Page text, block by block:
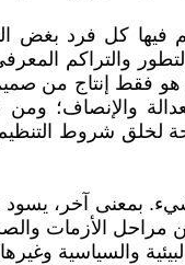
فيها كل فرد بغض
والتراكم
هو فقط إنتاج من
والإنصاف؛
لخلق شروط
بمعنى آخر، يسود
الأزمات
والسياسية